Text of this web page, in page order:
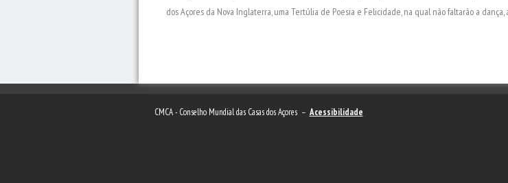
dos Açores da Nova Inglaterra, uma Tertúlia de Poesia e Felicidade, na qual não faltarão a
CMCA - Conselho Mundial das Casas dos Açores – Acessibilidade